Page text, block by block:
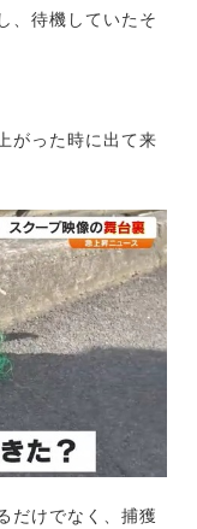
、待機していたそ
がった時に出て来
だけでなく、捕獲